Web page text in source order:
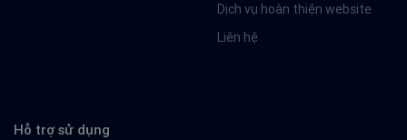
Dịch vụ hoàn thiện website
Liên hệ
Hỗ trợ sử dụng